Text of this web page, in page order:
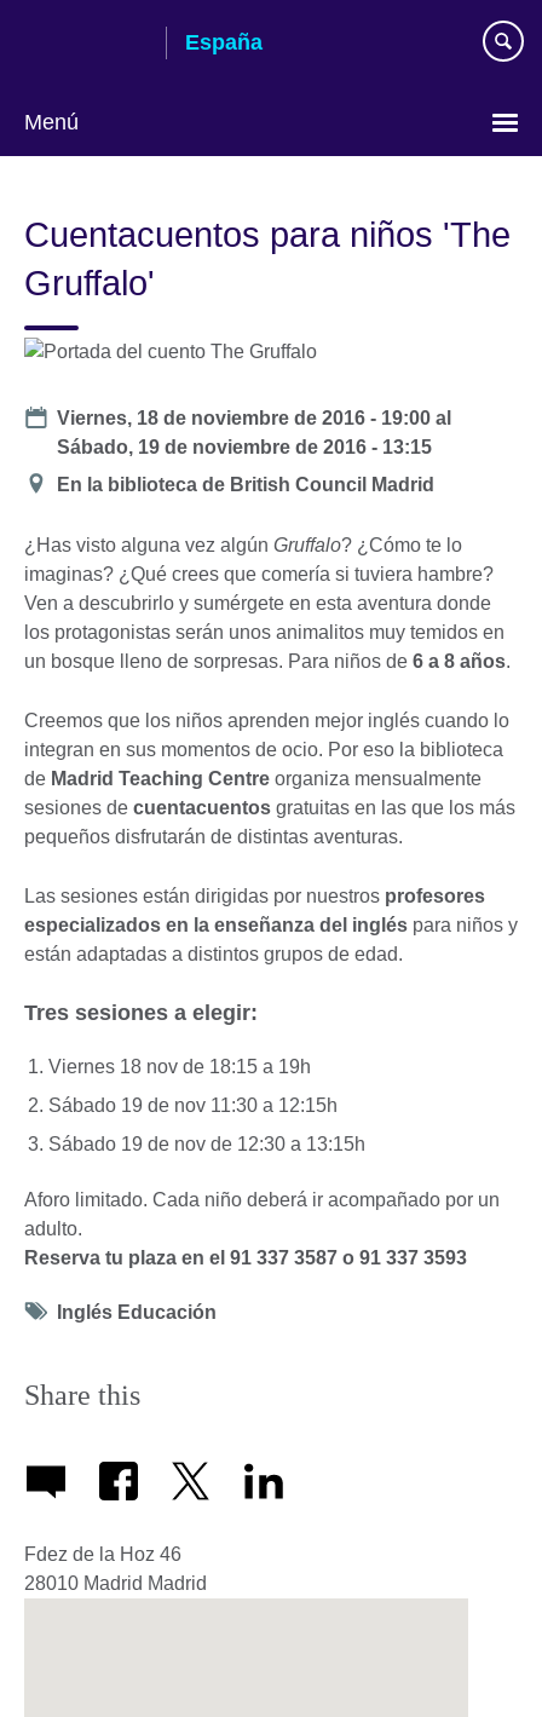
España
Menú
Cuentacuentos para niños 'The
Gruffalo'
Date
Viernes, 18 de noviembre de 2016 - 19:00 al
Sábado, 19 de noviembre de 2016 - 13:15
Ubicación
En la biblioteca de British Council Madrid
¿Has visto alguna vez algún Gruffalo? ¿Cómo te lo
imaginas? ¿Qué crees que comería si tuviera hambre?
Ven a descubrirlo y sumérgete en esta aventura donde
los protagonistas serán unos animalitos muy temidos en
un bosque lleno de sorpresas. Para niños de 6 a 8 años.
Creemos que los niños aprenden mejor inglés cuando lo
integran en sus momentos de ocio. Por eso la biblioteca
de Madrid Teaching Centre organiza mensualmente
sesiones de cuentacuentos gratuitas en las que los más
pequeños disfrutarán de distintas aventuras.
Las sesiones están dirigidas por nuestros profesores
especializados en la enseñanza del inglés para niños y
están adaptadas a distintos grupos de edad.
Tres sesiones a elegir:
Viernes 18 nov de 18:15 a 19h
Sábado 19 de nov 11:30 a 12:15h
Sábado 19 de nov de 12:30 a 13:15h
Aforo limitado. Cada niño deberá ir acompañado por un
adulto.
Reserva tu plaza en el 91 337 3587 o 91 337 3593
Tag
Inglés Educación
Share this
Fdez de la Hoz 46
28010 Madrid Madrid